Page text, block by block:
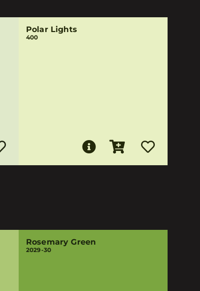
Polar Lights
400
Rosemary Green
2029-30